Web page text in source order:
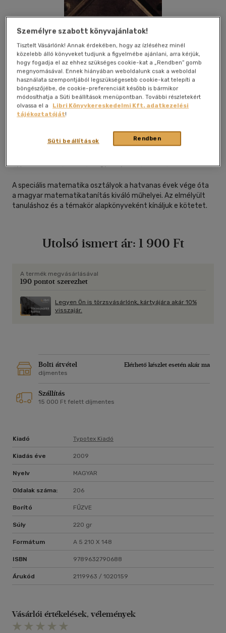
A speciális matematika osztályok a hatvanas évek vége óta
a magyar matematikatanítás kiváló műhelyei. Az elmélyült
tanuláshoz és a témakör alapkönyveként kínáljuk e kötetet.
Utolsó ismert ár: 1 900 Ft
A termék megvásárlásával
190 pontot szerezhet
Legyen Ön is törzsvásárlónk, kártyájára akár 10%
visszajár.
Bolti átvétel
Elérhető készlet esetén akár ma
díjmentes
Szállítás
15 000 Ft felett díjmentes
Kiadó Typotex Kiadó
Kiadás éve 2009
Nyelv MAGYAR
Oldalak száma: 206
Borító FŰZVE
Súly 220 gr
Formátum A 5 210 X 148
ISBN 9789632790688
Árukód 2119963 / 1020159
Vásárlói értékelések, vélemények
Személyre szabott könyvajánlatok!
Tisztelt Vásárlónk! Annak érdekében, hogy az ízléséhez minél
közelebb álló könyveket tudjunk a figyelmébe ajánlani, arra kérjük,
hogy fogadja el az ehhez szükséges cookie-kat a „Rendben” gomb
megnyomásával. Ennek hiányában weboldalunk csak a weboldal
használata szempontjából legszükségesebb cookie-kat telepíti a
böngészőjébe, de cookie-preferenciáit később is bármikor
módosíthatja a Süti beállítások menüpontban. További részletekért
olvassa el a
Libri Könyvkereskedelmi Kft. adatkezelési
tájékoztatóját!
Rendben
Süti beállítások